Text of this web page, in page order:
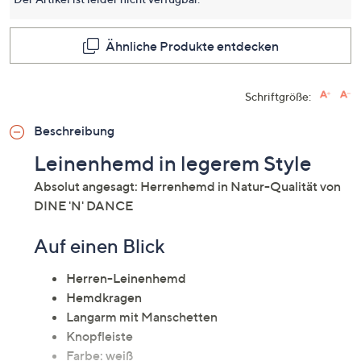
Ähnliche Produkte entdecken
Schriftgröße:
Beschreibung
Leinenhemd in legerem Style
Absolut angesagt: Herrenhemd in Natur-Qualität von
DINE 'N' DANCE
Auf einen Blick
Herren-Leinenhemd
Hemdkragen
Langarm mit Manschetten
Knopfleiste
Farbe: weiß